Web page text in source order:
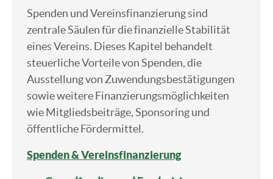
Spenden und Vereinsfinanzierung sind
zentrale Säulen für die finanzielle Stabilität
eines Vereins. Dieses Kapitel behandelt
steuerliche Vorteile von Spenden, die
Ausstellung von Zuwendungsbestätigungen
sowie weitere Finanzierungsmöglichkeiten
wie Mitgliedsbeiträge, Sponsoring und
öffentliche Fördermittel.
Spenden & Vereinsfinanzierung